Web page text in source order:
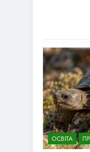
ОСВІТА